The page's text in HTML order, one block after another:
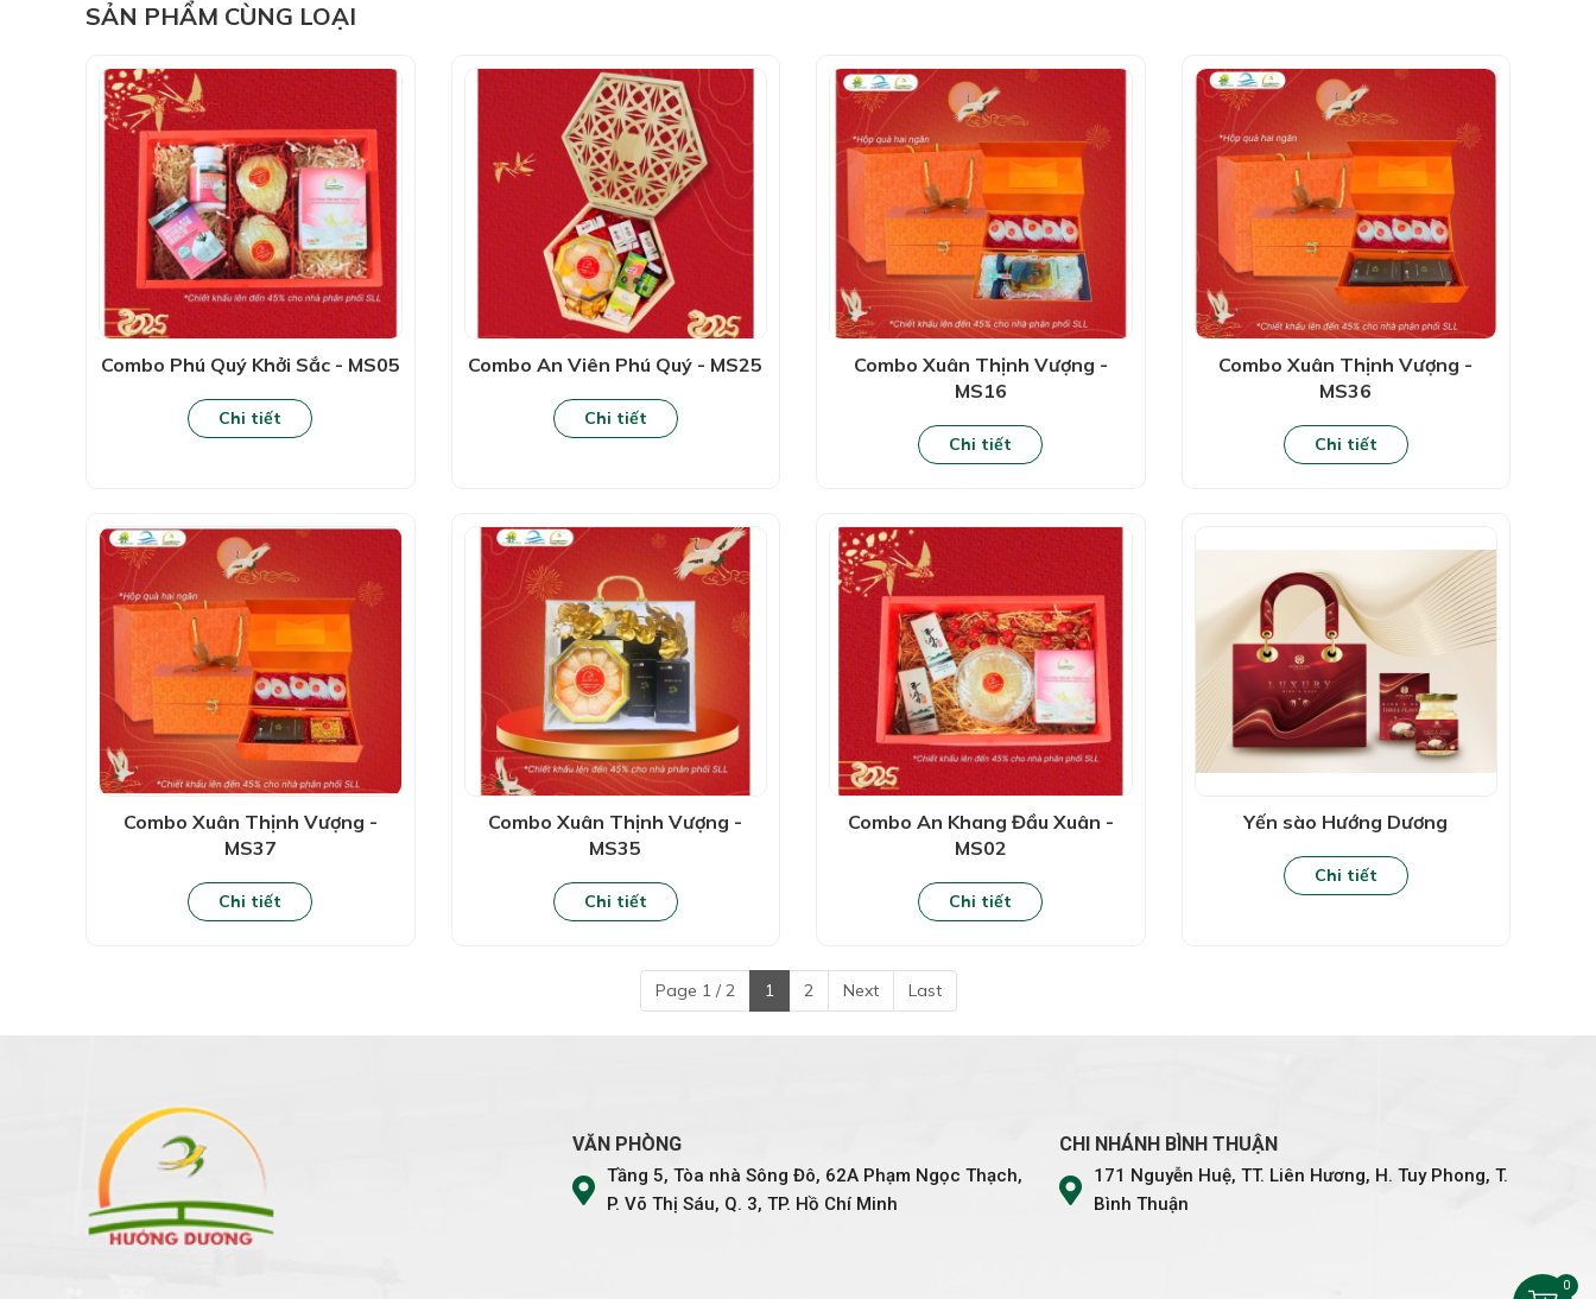
SẢN PHẨM CÙNG LOẠI
Combo Phú Quý Khởi Sắc - MS05
Chi tiết
Combo An Viên Phú Quý - MS25
Chi tiết
Combo Xuân Thịnh Vượng -
MS16
Chi tiết
Combo Xuân Thịnh Vượng -
MS36
Chi tiết
Combo Xuân Thịnh Vượng -
MS37
Chi tiết
Combo Xuân Thịnh Vượng -
MS35
Chi tiết
Combo An Khang Đầu Xuân -
MS02
Chi tiết
Yến sào Hướng Dương
Chi tiết
Page 1 / 2 1 2 Next Last
VĂN PHÒNG
Tầng 5, Tòa nhà Sông Đô, 62A Phạm Ngọc Thạch,
P. Võ Thị Sáu, Q. 3, TP. Hồ Chí Minh
CHI NHÁNH BÌNH THUẬN
171 Nguyễn Huệ, TT. Liên Hương, H. Tuy Phong, T.
Bình Thuận
0